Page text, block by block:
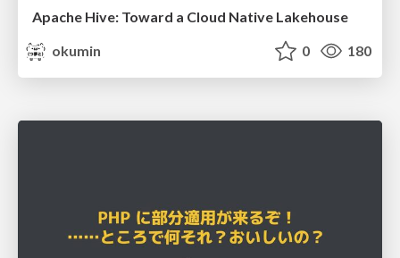
Apache Hive: Toward a Cloud Native Lakehouse
okumin
0 180